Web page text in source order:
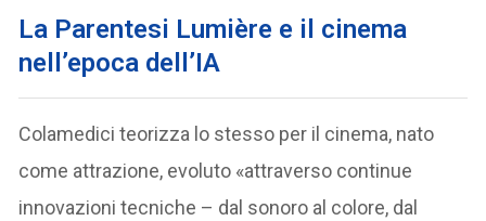
La Parentesi Lumière e il cinema
nell’epoca dell’IA
Colamedici teorizza lo stesso per il cinema, nato
come attrazione, evoluto «attraverso continue
innovazioni tecniche – dal sonoro al colore, dal